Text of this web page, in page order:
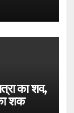
का शव,
शक